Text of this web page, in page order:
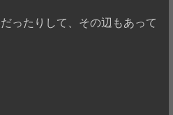
ったりして、その辺もあって